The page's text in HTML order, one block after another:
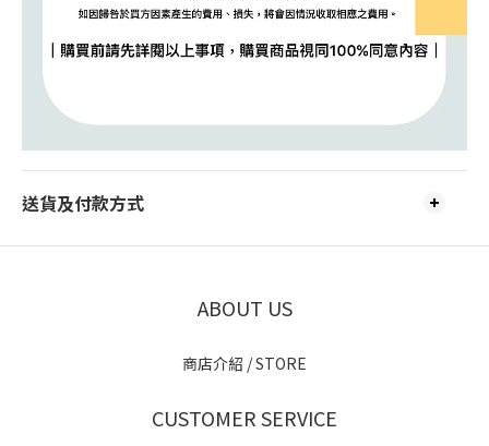
送貨及付款方式
ABOUT US
商店介紹 / STORE
CUSTOMER SERVICE